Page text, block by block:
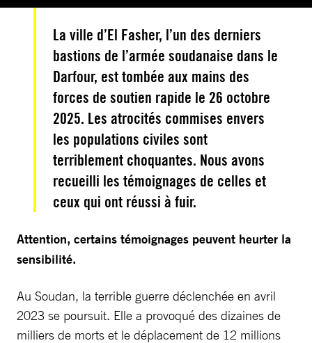
La ville d’El Fasher, l’un des derniers
bastions de l’armée soudanaise dans le
Darfour, est tombée aux mains des
forces de soutien rapide le 26 octobre
2025. Les atrocités commises envers
les populations civiles sont
terriblement choquantes. Nous avons
recueilli les témoignages de celles et
ceux qui ont réussi à fuir.
Attention, certains témoignages peuvent heurter la
sensibilité.
Au Soudan, la terrible guerre déclenchée en avril
2023 se poursuit. Elle a provoqué des dizaines de
milliers de morts et le déplacement de 12 millions